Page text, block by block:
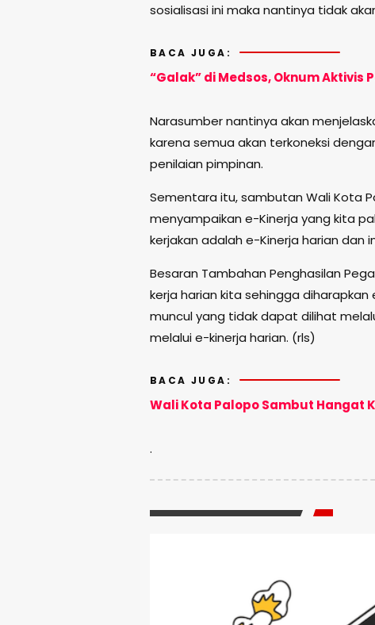
sosialisasi ini maka nantinya tidak
BACA JUGA:
“Galak” di Medsos, Oknum Aktivis
Narasumber nantinya akan
karena semua akan terkoneksi
penilaian pimpinan.
Sementara itu, sambutan Wali Kota
menyampaikan e-Kinerja yang kita
kerjakan adalah e-Kinerja harian dan
Besaran Tambahan Penghasilan
kerja harian kita sehingga
muncul yang tidak dapat dilihat
melalui e-kinerja harian. (rls)
BACA JUGA:
Wali Kota Palopo Sambut Hangat
.